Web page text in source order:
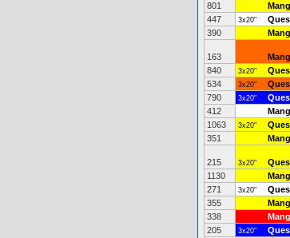
801
447
3x20"
390
163
840
3x20"
534
3x20"
790
3x20"
412
1063
3x20"
351
215 3x20"
1130
271
3x20"
355
338
205
3x20"